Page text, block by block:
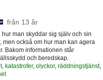
från 13 år
man skyddar sig själv och sin
men också om hur man kan agera
Bakom informationen står
och beredskap.
, katastrofer, olyckor, räddningstjänst,